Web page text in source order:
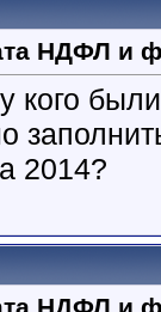
НДФЛ и
кого
2014?